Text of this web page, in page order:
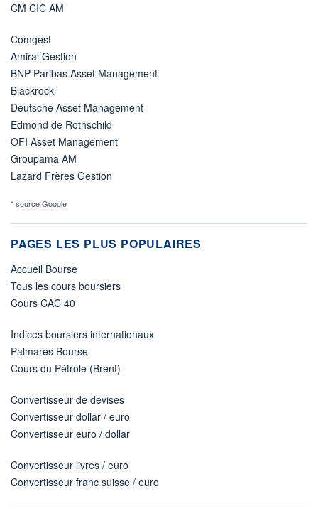
CM CIC AM
Comgest
Amiral Gestion
BNP Paribas Asset Management
Blackrock
Deutsche Asset Management
Edmond de Rothschild
OFI Asset Management
Groupama AM
Lazard Frères Gestion
* source Google
PAGES LES PLUS POPULAIRES
Accueil Bourse
Tous les cours boursiers
Cours CAC 40
Indices boursiers internationaux
Palmarès Bourse
Cours du Pétrole (Brent)
Convertisseur de devises
Convertisseur dollar / euro
Convertisseur euro / dollar
Convertisseur livres / euro
Convertisseur franc suisse / euro